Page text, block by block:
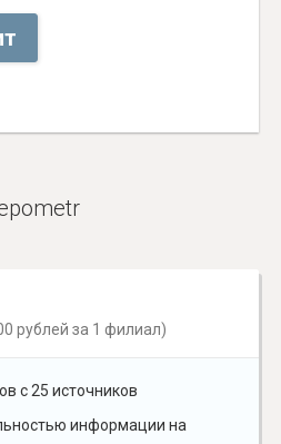
рублей за 1 филиал)
с 25 источников
информации на